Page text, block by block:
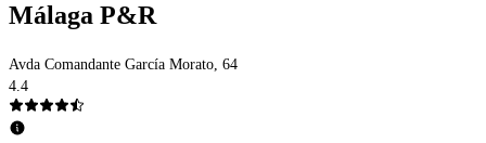
Málaga P&R
Avda Comandante García Morato, 64
4.4